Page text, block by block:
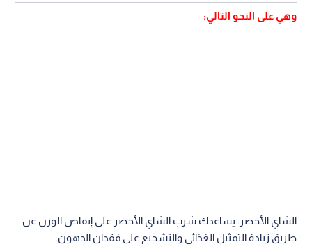
وهي على النحو التالي:
الشاي الأخضر: يساعدك شرب الشاي الأخضر على إنقاص الوزن عن
طريق زيادة التمثيل الغذائي والتشجيع على فقدان الدهون.